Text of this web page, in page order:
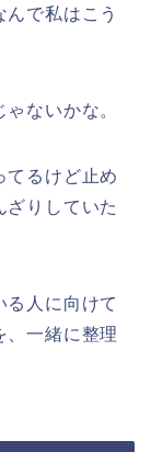
で私はこう
ないかな。
てるけど止め
ざりしていた
る人に向けて
、一緒に整理